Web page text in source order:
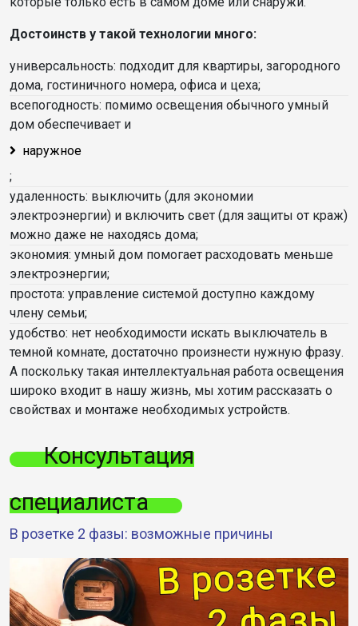
Достоинств у такой технологии много:
универсальность: подходит для квартиры, загородного
дома, гостиничного номера, офиса и цеха;
всепогодность: помимо освещения обычного умный
дом обеспечивает и
наружное
;
удаленность: выключить (для экономии
электроэнергии) и включить свет (для защиты от краж)
можно даже не находясь дома;
экономия: умный дом помогает расходовать меньше
электроэнергии;
простота: управление системой доступно каждому
члену семьи;
удобство: нет необходимости искать выключатель в
темной комнате, достаточно произнести нужную фразу.
А поскольку такая интеллектуальная работа освещения
широко входит в нашу жизнь, мы хотим рассказать о
свойствах и монтаже необходимых устройств.
Консультация
специалиста
В розетке 2 фазы: возможные причины